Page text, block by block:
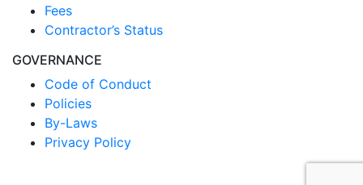
Fees
Contractor’s Status
GOVERNANCE
Code of Conduct
Policies
By-Laws
Privacy Policy